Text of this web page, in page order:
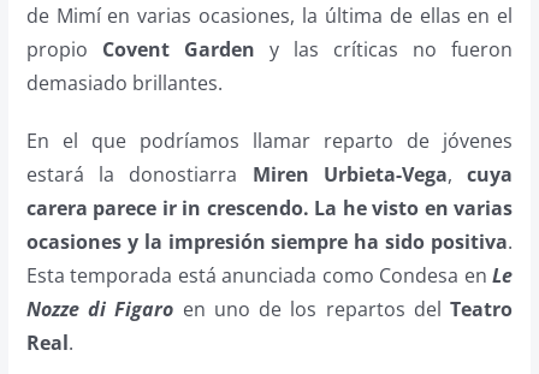
de Mimí en varias ocasiones, la última de ellas en el
propio Covent Garden y las críticas no fueron
demasiado brillantes.
En el que podríamos llamar reparto de jóvenes
estará la donostiarra Miren Urbieta-Vega,cuya
carera parece ir in crescendo. La he visto en varias
ocasiones y la impresión siempre ha sido positiva.
Esta temporada está anunciada como Condesa enLe
Nozze di Figaro en uno de los repartos delTeatro
Real.